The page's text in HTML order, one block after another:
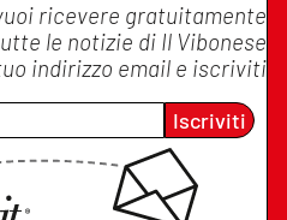
ricevere gratuitamente
le notizie di Il Vibonese
indirizzo email e iscriviti
Iscriviti